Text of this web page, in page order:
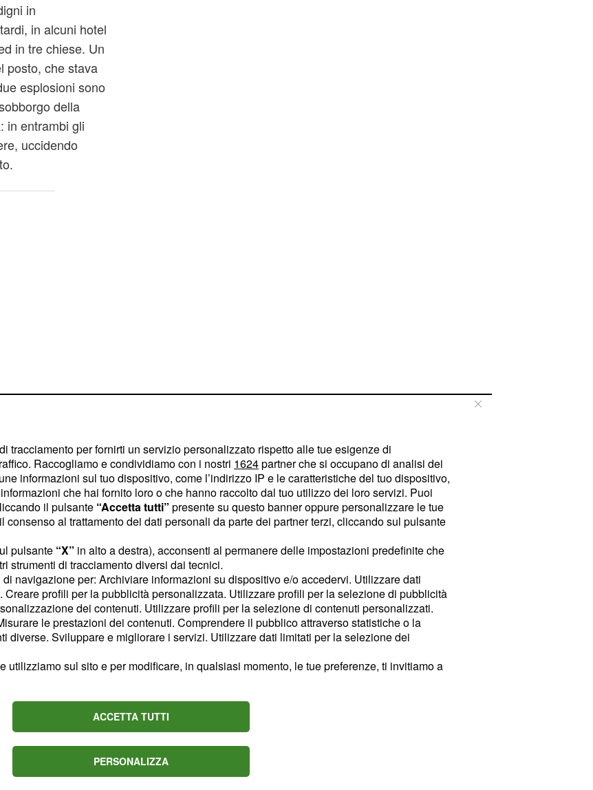
in
in alcuni hotel
in tre chiese. Un
posto, che stava
esplosioni sono
della
in entrambi gli
uccidendo
sta crescendo di
Anche molti
il ministero
all'ambasciata
di connazionali
sono state le
della Pasqua: è
quella di
capitale e una
Shangri-La Hotel,
a Colombo. Tra
inglesi ed
tracciamento per fornirti un servizio personalizzato rispetto alle tue esigenze di
Raccogliamo e condividiamo con i nostri 1624partner che si occupano di analisi dei
informazioni sul tuo dispositivo, come l’indirizzo IP e le caratteristiche del tuo dispositivo,
che hai fornito loro o che hanno raccolto dal tuo utilizzo dei loro servizi. Puoi
il pulsante “Accetta tutti” presente su questo banner oppure personalizzare le tue
al trattamento dei dati personali da parte dei partner terzi, cliccando sul pulsante
pulsante “X” in alto a destra), acconsenti al permanere delle impostazioni predefinite che
strumenti di tracciamento diversi dai tecnici.
navigazione per: Archiviare informazioni su dispositivo e/o accedervi. Utilizzare dati
profili per la pubblicità personalizzata. Utilizzare profili per la selezione di pubblicità
dei contenuti. Utilizzare profili per la selezione di contenuti personalizzati.
le prestazioni dei contenuti. Comprendere il pubblico attraverso statistiche o la
diverse. Sviluppare e migliorare i servizi. Utilizzare dati limitati per la selezione dei
utilizziamo sul sito e per modificare, in qualsiasi momento, le tue preferenze, ti invitiamo a
ACCETTA TUTTI
PERSONALIZZA